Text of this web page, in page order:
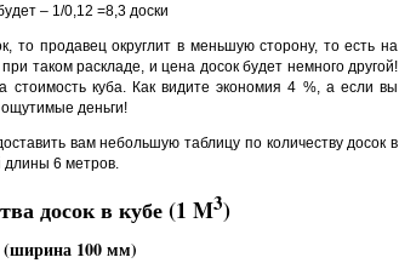
– 1/0,12 =8,3 доски
то продавец округлит в меньшую сторону, то есть на
таком раскладе, и цена досок будет немного другой!
куба. Как видите экономия 4 %, а если вы
ощутимые деньги!
вам небольшую таблицу по количеству досок в
длины 6 метров.
досок в кубе (1 M3)
(ширина 100 мм)